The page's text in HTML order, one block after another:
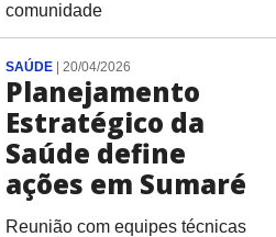
comunidade
SAÚDE| 20/04/2026
Planejamento
Estratégico da
Saúde define
ações em Sumaré
Reunião com equipes técnicas